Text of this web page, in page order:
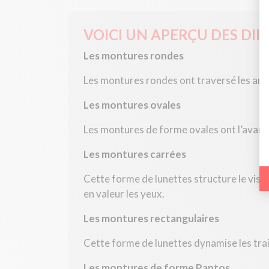
VOICI UN APERÇU DES
Les montures rondes
Les montures rondes ont traversé les
Les montures ovales
Les montures de forme ovales ont
Les montures carrées
Cette forme de lunettes structure le
en valeur les yeux.
Les montures rectangulaires
Cette forme de lunettes dynamise les